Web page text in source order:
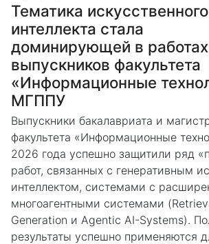
Тематика искусственного
интеллекта стала
доминирующей в работах
выпускников факультета
«Информационные
МГППУ
Выпускники бакалавриата и
факультета «Информационные
2026 года успешно защитили ряд
работ, связанных с генеративным
интеллектом, системами с
многоагентными системами
Generation и Agentic AI-Systems).
результаты успешно применяются